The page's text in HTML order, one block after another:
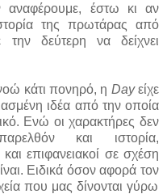
έστω κι αν
της πρωτάρας από
την δεύτερη να δείχνει
κάτι πονηρό, η Dayείχε
ιδέα από την οποία
Ενώ οι χαρακτήρες δεν
και ιστορία,
επιφανειακοί σε σχέση
Ειδικά όσον αφορά τον
που μας δίνονται γύρω